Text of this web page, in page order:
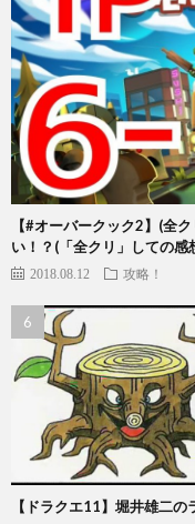
【#オーバークック2】(全
い！？(「全クリ」しての
2018.08.12 攻略！
【ドラクエ11】堀井雄二